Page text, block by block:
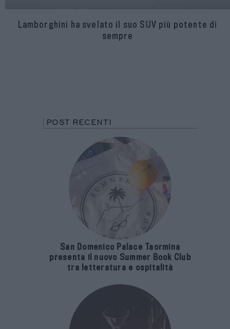
Lamborghini ha svelato il suo SUV più potente di
sempre
POST RECENTI
San Domenico Palace Taormina
presenta il nuovo Summer Book Club
tra letteratura e ospitalità